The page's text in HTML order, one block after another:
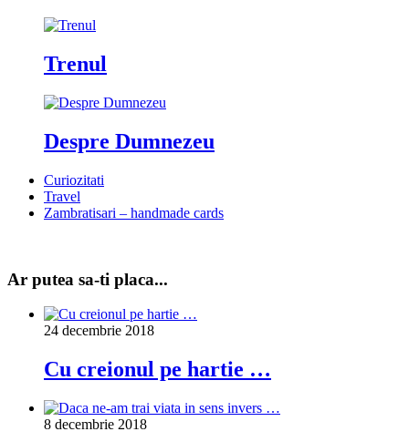
Trenul
Despre Dumnezeu
Curiozitati
Travel
Zambratisari – handmade cards
Ar putea sa-ti placa...
24 decembrie 2018
Cu creionul pe hartie …
8 decembrie 2018